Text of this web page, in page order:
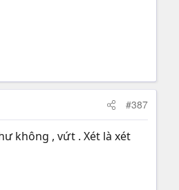
#387
không , vứt . Xét là xét